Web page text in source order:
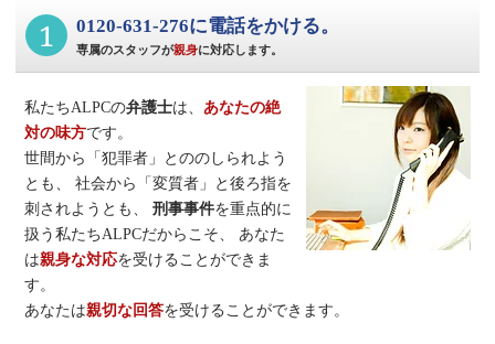
1 0120-631-276に電話をかける。
専属のスタッフが親身に対応します。
私たちALPCの弁護士は、あなたの絶
対の味方です。
世間から「犯罪者」とののしられよう
とも、
社会から「変質者」と後ろ指を
刺されようとも、
刑事事件を重点的に
扱う私たちALPCだからこそ、
あなた
は親身な対応を受けることができま
す。
あなたは親切な回答を受けることができます。